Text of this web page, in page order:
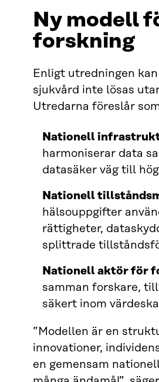
Ny modell
forskning
Enligt utredningen
sjukvård inte lösas
Utredarna föreslår
Nationell
harmoniserar data
datasäker väg till
Nationell
hälsouppgifter
rättigheter,
splittrade
Nationell aktör för
samman forskare,
säkert inom
”Modellen är en
innovationer,
en gemensam